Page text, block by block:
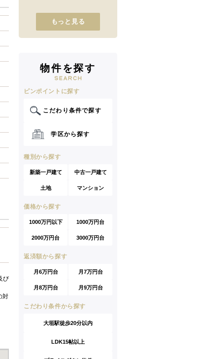
び
対
もっと見る
物件を探す
ピンポイントに探す
こだわり条件で探す
学区から探す
種別から探す
新築一戸建て 中古一戸建て
土地 マンション
価格から探す
1000万円以下 1000万円台
2000万円台 3000万円台
返済額から探す
月6万円台 月7万円台
月8万円台 月9万円台
こだわり条件から探す
大垣駅徒歩20分以内
LDK15帖以上